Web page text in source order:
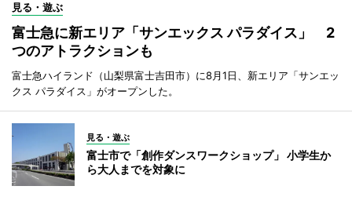
見る・遊ぶ
富士急に新エリア「サンエックス パラダイス」 2
つのアトラクションも
富士急ハイランド（山梨県富士吉田市）に8月1日、新エリア「サンエッ
クス パラダイス」がオープンした。
見る・遊ぶ
富士市で「創作ダンスワークショップ」 小学生か
ら大人までを対象に